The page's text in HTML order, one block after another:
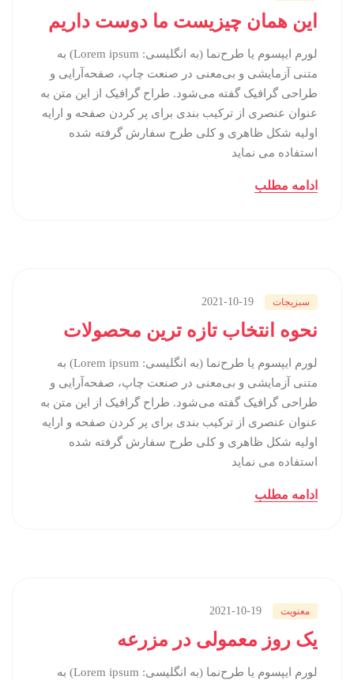
این همان چیزیست ما دوست داریم
لورم ایپسوم یا طرح‌نما (به انگلیسی: Lorem ipsum) به
متنی آزمایشی و بی‌معنی در صنعت چاپ، صفحه‌آرایی و
طراحی گرافیک گفته می‌شود. طراح گرافیک از این متن به
عنوان عنصری از ترکیب بندی برای پر کردن صفحه و ارایه
اولیه شکل ظاهری و کلی طرح سفارش گرفته شده
استفاده می نماید
ادامه مطلب
سبزیجات 2021-10-19
نحوه انتخاب تازه ترین محصولات
لورم ایپسوم یا طرح‌نما (به انگلیسی: Lorem ipsum) به
متنی آزمایشی و بی‌معنی در صنعت چاپ، صفحه‌آرایی و
طراحی گرافیک گفته می‌شود. طراح گرافیک از این متن به
عنوان عنصری از ترکیب بندی برای پر کردن صفحه و ارایه
اولیه شکل ظاهری و کلی طرح سفارش گرفته شده
استفاده می نماید
ادامه مطلب
معنویت 2021-10-19
یک روز معمولی در مزرعه
لورم ایپسوم یا طرح‌نما (به انگلیسی: Lorem ipsum) به